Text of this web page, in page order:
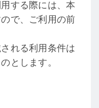
する際には、本
で、ご利用の前
れる利用条件は
とします。